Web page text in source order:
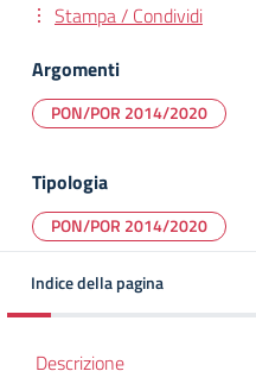
Stampa / Condividi
Argomenti
PON/POR 2014/2020
Tipologia
PON/POR 2014/2020
Indice della pagina
Descrizione